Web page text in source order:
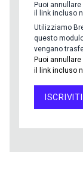
Puoi
il link incluso
Utilizziamo
questo
vengano
Puoi
il link incluso
ISCRIVITI